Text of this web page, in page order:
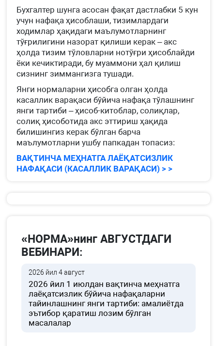
Бухгалтер шунга асосан фақат дастлабки 5 кун
учун нафақа ҳисоблаши, тизимлардаги
ходимлар ҳақидаги маълумотларнинг
тўғрилигини назорат қилиши керак – акс
ҳолда тизим тўловларни нотўғри ҳисоблайди
ёки кечиктиради, бу муаммони ҳал қилиш
сизнинг зиммангизга тушади.
Янги нормаларни ҳисобга олган ҳолда
касаллик варақаси бўйича нафақа тўлашнинг
янги тартиби – ҳисоб-китоблар, солиқлар,
солиқ ҳисоботида акс эттириш ҳақида
билишингиз керак бўлган барча
маълумотларни ушбу папкадан топасиз:
ВАҚТИНЧА МЕҲНАТГА ЛАЁҚАТСИЗЛИК
НАФАҚАСИ (КАСАЛЛИК ВАРАҚАСИ) > >
«НОРМА»нинг АВГУСТДАГИ
ВЕБИНАРИ:
2026 йил 4 август
2026 йил 1 июлдан вақтинча меҳнатга
лаёқатсизлик бўйича нафақаларни
тайинлашнинг янги тартиби: амалиётда
эътибор қаратиш лозим бўлган
масалалар